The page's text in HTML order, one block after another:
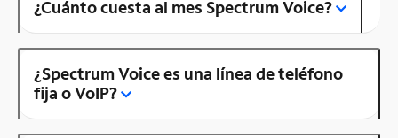
¿Cuánto cuesta al mes Spectrum Voice?
¿Spectrum Voice es una línea de teléfono
fija o VoIP?